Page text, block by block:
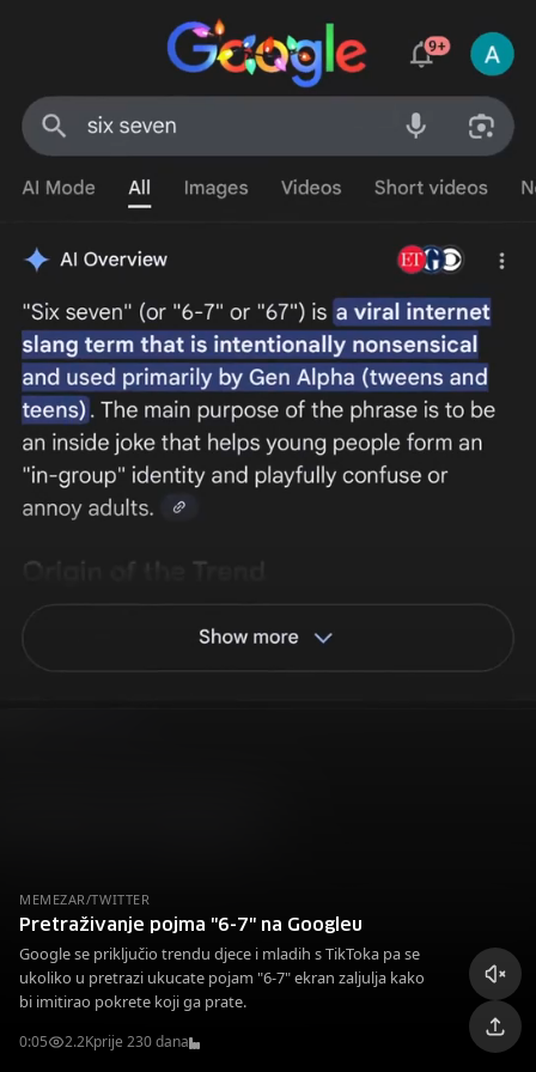
MEMEZAR/TWITTER
Pretraživanje pojma "6-7" na Googleu
Google se priključio trendu djece i mladih s TikToka pa se
ukoliko u pretrazi ukucate pojam "6-7" ekran zaljulja kako
bi imitirao pokrete koji ga prate.
0:05 2.2Kprije 230 dana